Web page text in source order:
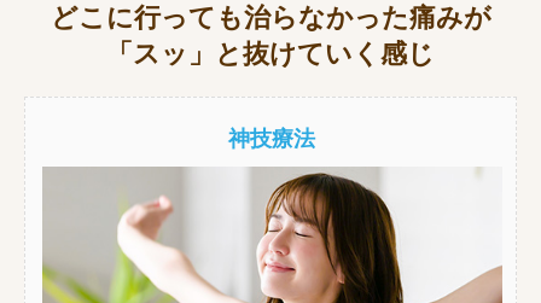
どこに行っても治らなかった痛みが
「スッ」と抜けていく感じ
神技療法